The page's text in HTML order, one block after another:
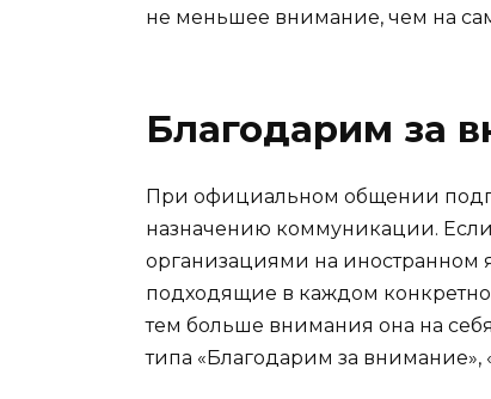
не меньшее внимание, чем на
Благодарим за
При официальном общении
назначению коммуникации.
организациями на иностранном
подходящие в каждом
тем больше внимания она на себя
типа «Благодарим за внимание»,